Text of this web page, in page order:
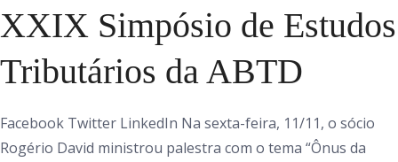
XXIX Simpósio de Estudos
Tributários da ABTD
Facebook Twitter LinkedIn Na sexta-feira, 11/11, o sócio
Rogério David ministrou palestra com o tema “Ônus da